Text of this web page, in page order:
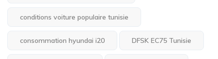
conditions voiture populaire tunisie
consommation hyundai i20 DFSK EC75 Tunisie